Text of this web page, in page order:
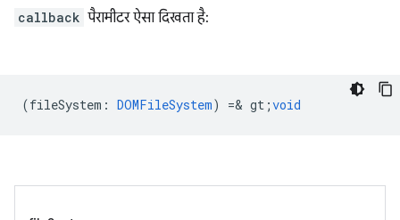
callback पैरामीटर ऐसा दिखता है:
(fileSystem : DOMFileSystem) =& gt;void